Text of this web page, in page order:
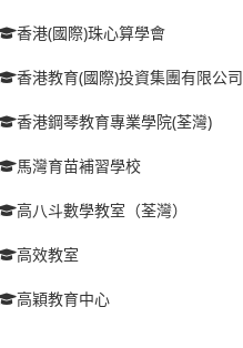
香港(國際)珠心算學會
香港教育(國際)投資集團有限公司
香港鋼琴教育專業學院(荃灣)
馬灣育苗補習學校
高八斗數學教室（荃灣）
高效教室
高穎教育中心